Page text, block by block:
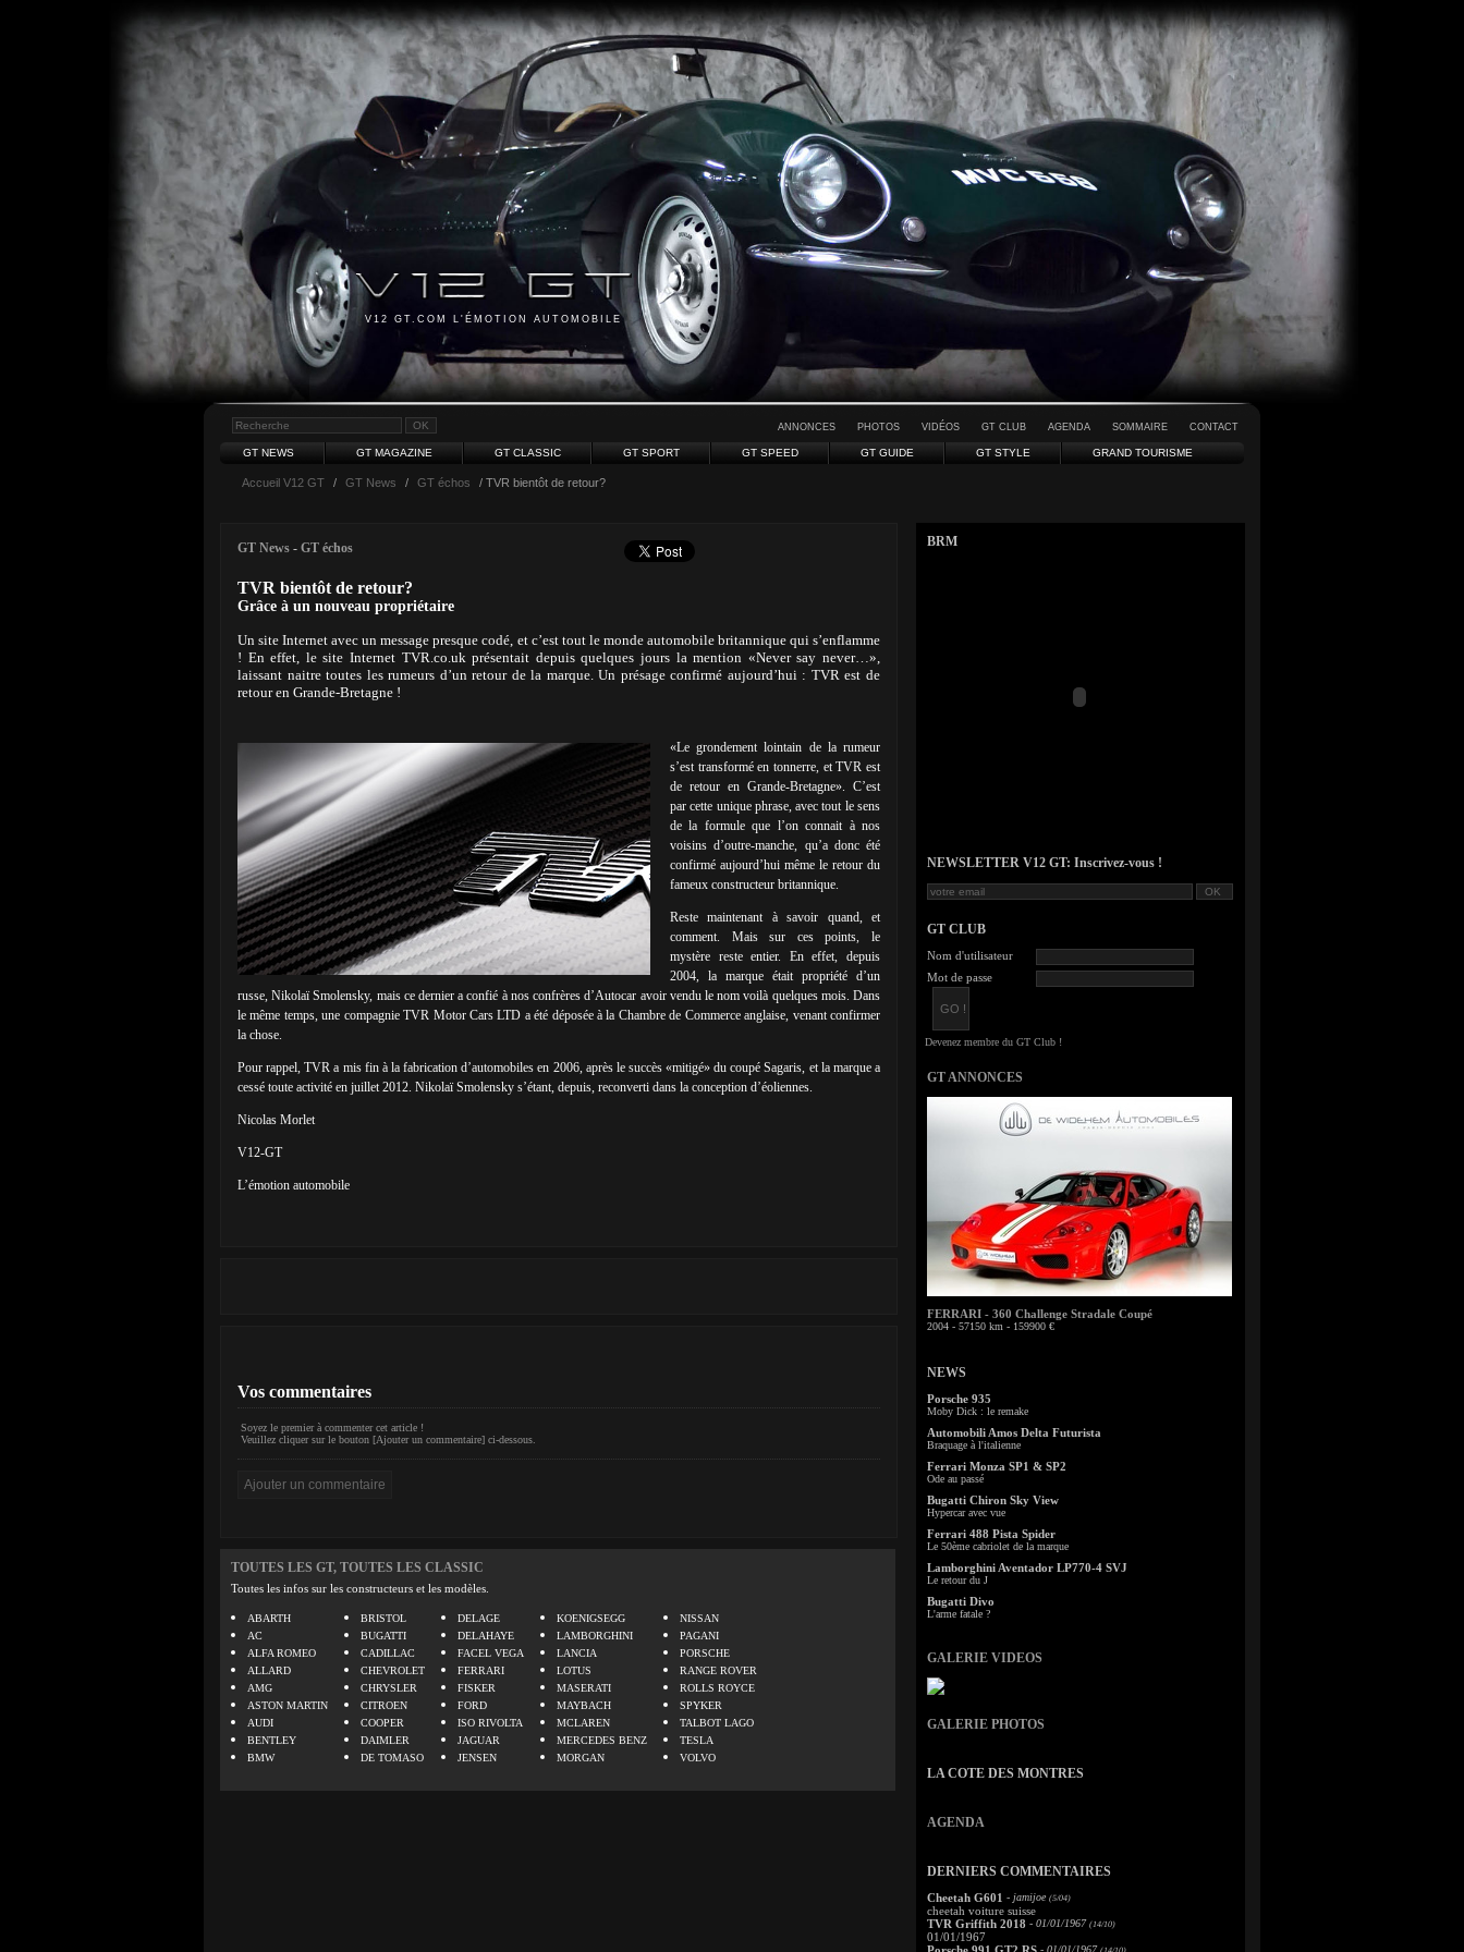
V12 GT.COM L'ÉMOTION AUTOMOBILE
ANNONCES PHOTOS VIDÉOS GT CLUB AGENDA SOMMAIRE CONTACT
GT NEWS GT MAGAZINE GT CLASSIC GT SPORT GT SPEED GT GUIDE GT STYLE GRAND TOURISME
Accueil V12 GT / GT News / GT échos / TVR bientôt de retour?
GT News - GT échos
TVR bientôt de retour?
Grâce à un nouveau propriétaire
Un site Internet avec un message presque codé, et c’est tout le monde automobile britannique qui s’enflamme
! En effet, le site Internet TVR.co.uk présentait depuis quelques jours la mention «Never say never…»,
laissant naitre toutes les rumeurs d’un retour de la marque. Un présage confirmé aujourd’hui : TVR est de
retour en Grande-Bretagne !
«Le grondement lointain de la rumeur
s’est transformé en tonnerre, et TVR est
de retour en Grande-Bretagne». C’est
par cette unique phrase, avec tout le sens
de la formule que l’on connait à nos
voisins d’outre-manche, qu’a donc été
confirmé aujourd’hui même le retour du
fameux constructeur britannique.
Reste maintenant à savoir quand, et
comment. Mais sur ces points, le
mystère reste entier. En effet, depuis
2004, la marque était propriété d’un
russe, Nikolaï Smolensky, mais ce dernier a confié à nos confrères d’Autocar avoir vendu le nom voilà quelques mois. Dans
le même temps, une compagnie TVR Motor Cars LTD a été déposée à la Chambre de Commerce anglaise, venant confirmer
la chose.
Pour rappel, TVR a mis fin à la fabrication d’automobiles en 2006, après le succès «mitigé» du coupé Sagaris, et la marque a
cessé toute activité en juillet 2012. Nikolaï Smolensky s’étant, depuis, reconverti dans la conception d’éoliennes.
Nicolas Morlet
V12-GT
L’émotion automobile
Vos commentaires
Soyez le premier à commenter cet article !
Veuillez cliquer sur le bouton [Ajouter un commentaire] ci-dessous.
TOUTES LES GT, TOUTES LES CLASSIC
Toutes les infos sur les constructeurs et les modèles.
ABARTH
AC
ALFA ROMEO
ALLARD
AMG
ASTON MARTIN
AUDI
BENTLEY
BMW
BRISTOL
BUGATTI
CADILLAC
CHEVROLET
CHRYSLER
CITROEN
COOPER
DAIMLER
DE TOMASO
DELAGE
DELAHAYE
FACEL VEGA
FERRARI
FISKER
FORD
ISO RIVOLTA
JAGUAR
JENSEN
KOENIGSEGG
LAMBORGHINI
LANCIA
LOTUS
MASERATI
MAYBACH
MCLAREN
MERCEDES BENZ
MORGAN
NISSAN
PAGANI
PORSCHE
RANGE ROVER
ROLLS ROYCE
SPYKER
TALBOT LAGO
TESLA
VOLVO
BRM
NEWSLETTER V12 GT: Inscrivez-vous !
GT CLUB
Nom d'utilisateur
Mot de passe
GT ANNONCES
FERRARI - 360 Challenge Stradale Coupé
2004 - 57150 km - 159900 €
NEWS
Porsche 935
Moby Dick : le remake
Automobili Amos Delta Futurista
Braquage à l'italienne
Ferrari Monza SP1 & SP2
Ode au passé
Bugatti Chiron Sky View
Hypercar avec vue
Ferrari 488 Pista Spider
Le 50ème cabriolet de la marque
Lamborghini Aventador LP770-4 SVJ
Le retour du J
Bugatti Divo
L'arme fatale ?
GALERIE VIDEOS
GALERIE PHOTOS
LA COTE DES MONTRES
AGENDA
DERNIERS COMMENTAIRES
Cheetah G601 - jamijoe (5/04)
cheetah voiture suisse
TVR Griffith 2018 - 01/01/1967 (14/10)
01/01/1967
- 01/01/1967